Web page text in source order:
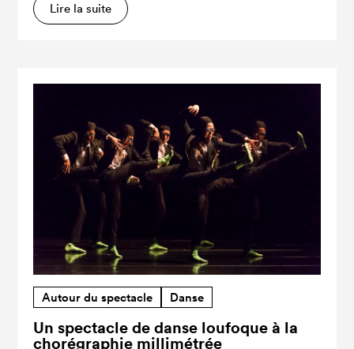
Lire la suite
Autour du spectacle Danse
Un spectacle de danse loufoque à la
chorégraphie millimétrée